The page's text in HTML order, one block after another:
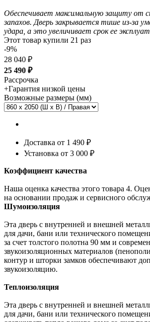
Обеспечивает максимальную защиту от
запахов. Дверь закрывается тише из-за
удара, а это увеличивает срок ее
Этот товар купили 21 раз
-9%
28 040 ₽
25 490 ₽
Рассрочка
+Гарантия низкой цены
Возможные размеры (мм)
Доставка от 1 490 ₽
Установка от 3 000 ₽
Коэффициент качества
Наша оценка качества этого товара 4.
на основании продаж и сервисного
Шумоизоляция
Эта дверь с внутренней и внешней
для дачи, бани или технического
за счет толстого полотна 90 мм и
звукоизоляционных материалов
контур и шторки замков обеспечивают
звукоизоляцию.
Теплоизоляция
Эта дверь с внутренней и внешней
для дачи, бани или технического